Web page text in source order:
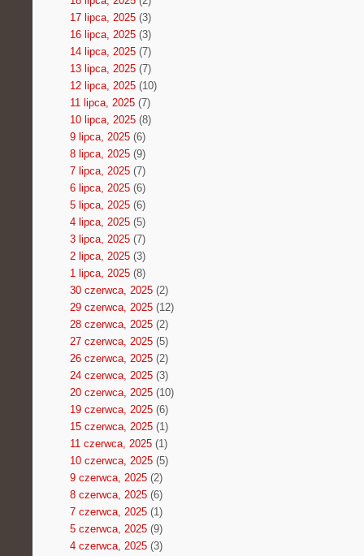
17 lipca, 2025(3)
16 lipca, 2025(3)
14 lipca, 2025(7)
13 lipca, 2025(7)
12 lipca, 2025(10)
11 lipca, 2025(7)
10 lipca, 2025(8)
9 lipca, 2025(6)
8 lipca, 2025(9)
7 lipca, 2025(7)
6 lipca, 2025(6)
5 lipca, 2025(6)
4 lipca, 2025(5)
3 lipca, 2025(7)
2 lipca, 2025(3)
1 lipca, 2025(8)
30 czerwca, 2025(2)
29 czerwca, 2025(12)
28 czerwca, 2025(2)
27 czerwca, 2025(5)
26 czerwca, 2025(2)
24 czerwca, 2025(3)
20 czerwca, 2025(10)
19 czerwca, 2025(6)
15 czerwca, 2025(1)
11 czerwca, 2025(1)
10 czerwca, 2025(5)
9 czerwca, 2025(2)
8 czerwca, 2025(6)
7 czerwca, 2025(1)
5 czerwca, 2025(9)
4 czerwca, 2025(3)